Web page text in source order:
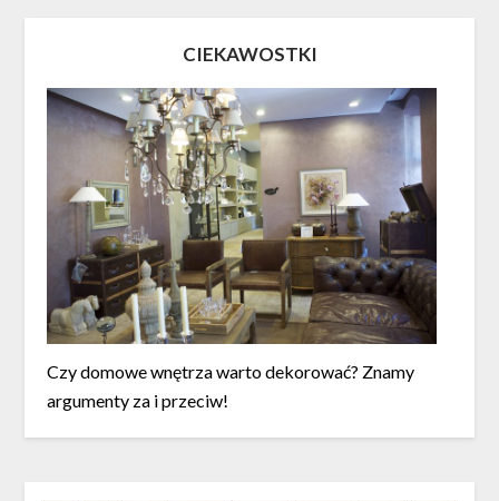
CIEKAWOSTKI
Czy domowe wnętrza warto dekorować? Znamy
argumenty za i przeciw!